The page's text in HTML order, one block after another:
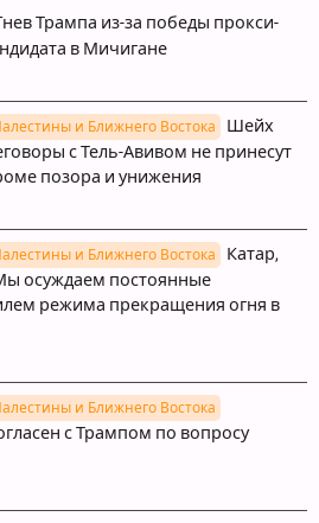
Трампа из-за победы прокси-
в Мичигане
и Ближнего Востока
Шейх
с Тель-Авивом не принесут
позора и унижения
и Ближнего Востока
Катар,
осуждаем постоянные
режима прекращения огня в
и Ближнего Востока
с Трампом по вопросу